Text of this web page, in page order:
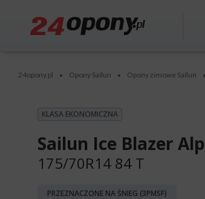
24opony.pl • Opony Sailun • Opony zimowe Sailun •
KLASA EKONOMICZNA
Sailun Ice Blazer
175/70R14 84 T
PRZEZNACZONE NA ŚNIEG (3PMSF)